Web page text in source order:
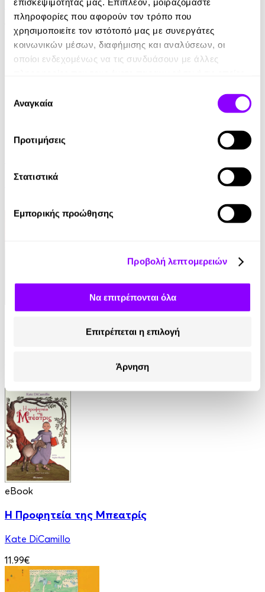
πληροφορίες που αφορούν τον τρόπο που
χρησιμοποιείτε τον ιστότοπό μας με συνεργάτες
κοινωνικών μέσων, διαφήμισης και αναλύσεων, οι
οποίοι ενδεχομένως να τις συνδυάσουν με άλλες
των υπηρεσιών τους.
συγκατάθεσης
Αναγκαία
Προτιμήσεις
Στατιστικά
Εμπορικής προώθησης
Προβολή λεπτομερειών
Να επιτρέπονται όλα
Επιτρέπεται η επιλογή
Άρνηση
Harriet Beecher Stowe
14.90€
eBook
Michelle Harrison
eBook
Το χαμένο κορίτσι
eBook
Η Προφητεία της Μπεατρίς
Kate DiCamillo
11.99€